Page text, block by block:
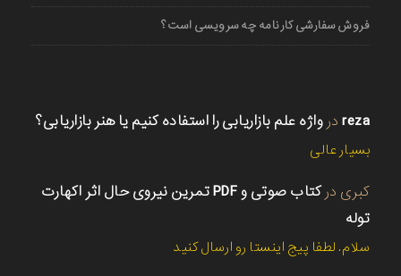
فروش سفارشی کارنامه چه سرویسی است؟
reza در واژه علم بازاریابی را استفاده کنیم یا هنر بازاریابی؟
بسیار عالی
کبری در
کتاب صوتی و PDF تمرین نیروی حال اثر اکهارت
توله
سلام. لطفا پیج اینستا رو ارسال کنید